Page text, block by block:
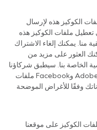
الكوكيز هذه لإرسال
ملفات الكوكيز هذه
منا. يمكنك إلغاء الاشتراك
العثور على مزيد من
الخاصة بنا. سيطبق شركاؤنا
الخارجيون، مثل Google وDoubleClick وAdobe وFacebook ملفات
وفقًا للأغراض الموضحة
الكوكيز على موقعنا